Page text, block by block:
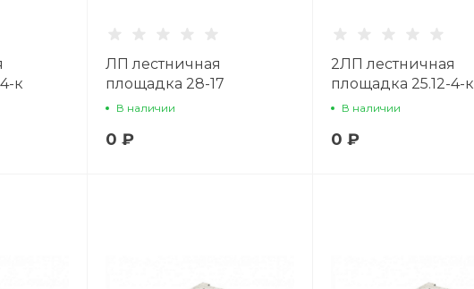
к
ЛП лестничная
площадка 28-17
В наличии
0 ₽
2ЛП лестничная
площадка 25.12-4-к
В наличии
0 ₽